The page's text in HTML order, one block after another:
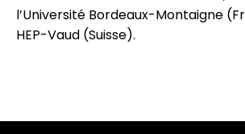
l’Université Bordeaux-Montaigne
HEP-Vaud (Suisse).